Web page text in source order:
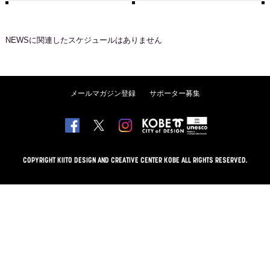
NEWSに関連したスケジュールはありません
メールマガジン登録 サポーター募集
COPYRIGHT KIITO DESIGN AND CREATIVE CENTER KOBE ALL RIGHTS RESERVED.